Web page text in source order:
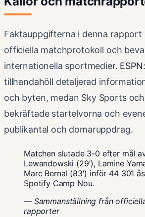
Faktauppgifterna i denna rapport
officiella matchprotokoll och
internationella sportmedier.
tillhandahöll detaljerad
och byten, medan Sky Sports
bekräftade startelvorna och
publikantal och domaruppdrag.
Matchen slutade 3-0 efter mål
Lewandowski (29′), Lamine
Marc Bernal (83′) inför 44 301
Spotify Camp Nou.
— Sammanställning från
rapporter